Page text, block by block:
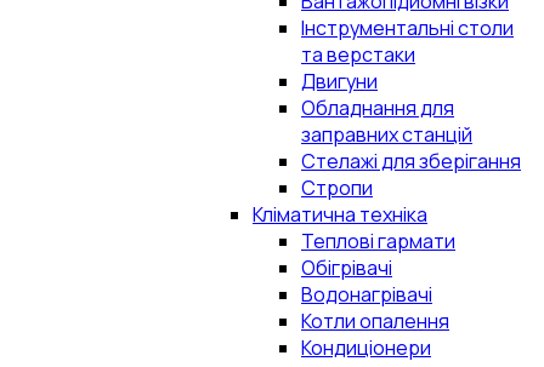
Інструментальні столи
та верстаки
Двигуни
Обладнання для
заправних станцій
Стелажі для зберігання
Стропи
Кліматична техніка
Теплові гармати
Обігрівачі
Водонагрівачі
Котли опалення
Кондиціонери